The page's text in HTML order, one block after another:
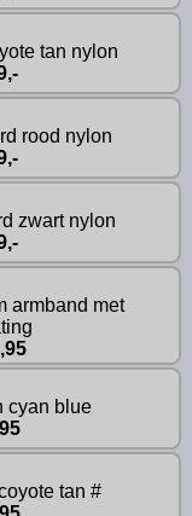
tan nylon
rood nylon
zwart nylon
armband met
cyan blue
tan #